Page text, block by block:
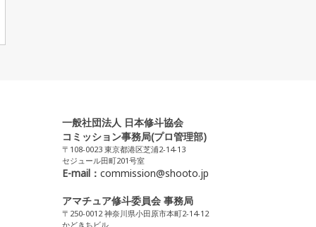
一般社団法人 日本修斗協会
コミッション事務局(プロ管理部)
〒108-0023 東京都港区芝浦2-14-13
セジュール田町201号室
E-mail： commission@shooto.jp
アマチュア修斗委員会 事務局
〒250-0012 神奈川県小田原市本町2-14-12
かどきちビル